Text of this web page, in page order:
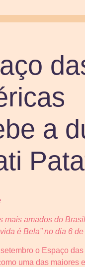
a
mais amados do
é Bela” no dia 6
o Espaço das
uma das maiores